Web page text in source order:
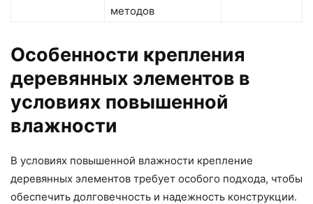
методов
Особенности крепления
деревянных элементов в
условиях повышенной
влажности
В условиях повышенной влажности крепление
деревянных элементов требует особого подхода, чтобы
обеспечить долговечность и надежность конструкции.